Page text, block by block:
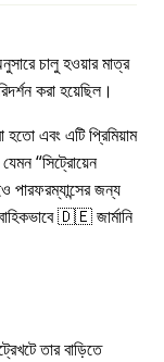
চালু হওয়ার মাত্র
করা হয়েছিল।
হতো এবং এটি প্রিমিয়াম
যেমন সিট্রোয়েন
পারফরম্যান্সের জন্য
🇩🇪 জার্মানি
তার বাড়িতে